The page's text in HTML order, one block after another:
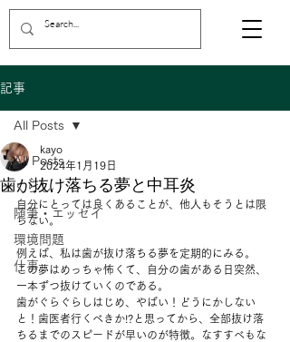
記事
All Posts
くらし
随筆・エッセイ
環境問題
仕事
All Posts
歯が抜け落ちる夢と中耳炎
kayo
2024年1月19日
自分にとっては良くあることが、他人もそうとは限
らない。
例えば、私は歯が抜け落ちる夢を定期的にみる。
この夢はめっちゃ怖くて、自分の歯がある日突然、
一本ずつ抜けていくのである。
歯がぐらぐらしはじめ、やばい！どうにかしない
と！歯医者行くべきか!?と思ってから、全部抜け落
ちるまでのスピードが早いのが特徴。なすすべもな